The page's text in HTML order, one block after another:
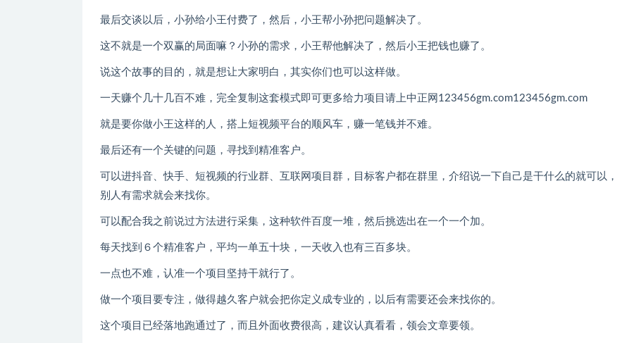
最后交谈以后，小孙给小王付费了，然后，小王帮小孙把问题解决了。
这不就是一个双赢的局面嘛？小孙的需求，小王帮他解决了，然后小王把钱也赚了。
说这个故事的目的，就是想让大家明白，其实你们也可以这样做。
一天赚个几十几百不难，完全复制这套模式即可更多给力项目请上中正网123456gm.com123456gm.com
就是要你做小王这样的人，搭上短视频平台的顺风车，赚一笔钱并不难。
最后还有一个关键的问题，寻找到精准客户。
可以进抖音、快手、短视频的行业群、互联网项目群，目标客户都在群里，介绍说一下自己是干什么的就可以，
别人有需求就会来找你。
可以配合我之前说过方法进行采集，这种软件百度一堆，然后挑选出在一个一个加。
每天找到６个精准客户，平均一单五十块，一天收入也有三百多块。
一点也不难，认准一个项目坚持干就行了。
做一个项目要专注，做得越久客户就会把你定义成专业的，以后有需要还会来找你的。
这个项目已经落地跑通过了，而且外面收费很高，建议认真看看，领会文章要领。